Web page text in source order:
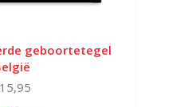
geboortetegel